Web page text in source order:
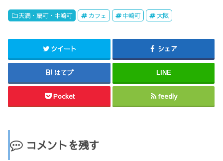
天満・扇町・中崎町 カフェ 中崎町 大阪
ツイート シェア
はてブ LINE
Pocket feedly
コメントを残す